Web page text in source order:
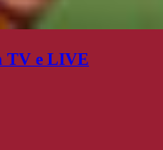
TV e LIVE